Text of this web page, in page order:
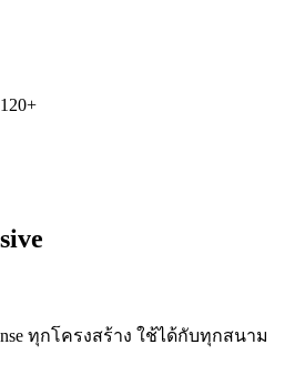
ทุกโครงสร้าง ใช้ได้กับทุกสนาม